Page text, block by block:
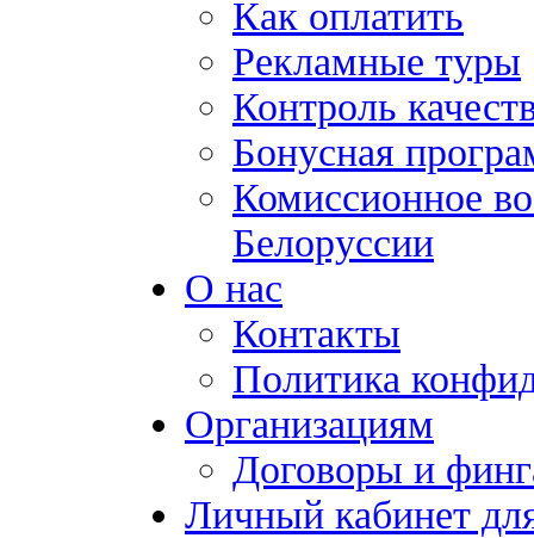
Как оплатить
Рекламные туры
Контроль
Бонусная
Комиссионное
Белоруссии
О нас
Контакты
Политика
Организациям
Договоры и
Личный кабинет